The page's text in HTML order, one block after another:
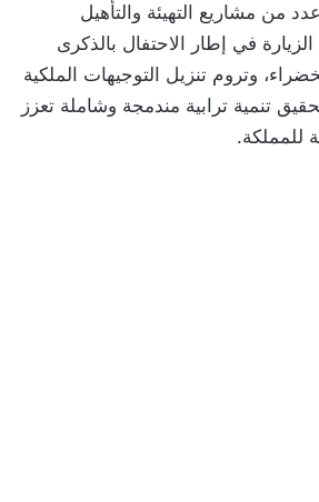
من مشاريع التهيئة والتأهيل
في إطار الاحتفال بالذكرى
وتروم تنزيل التوجيهات الملكية
تنمية ترابية مندمجة وشاملة تعزز
للمملكة.